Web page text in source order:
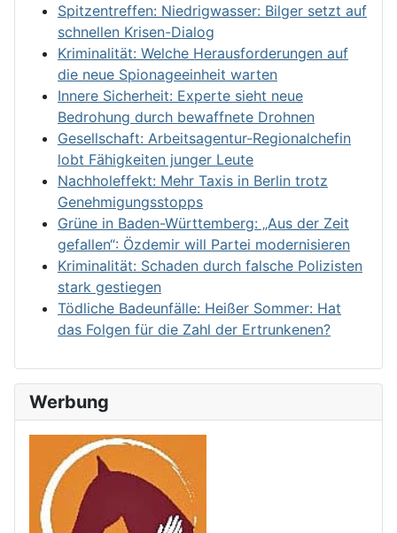
Spitzentreffen: Niedrigwasser: Bilger setzt auf
schnellen Krisen-Dialog
Kriminalität: Welche Herausforderungen auf
die neue Spionageeinheit warten
Innere Sicherheit: Experte sieht neue
Bedrohung durch bewaffnete Drohnen
Gesellschaft: Arbeitsagentur-Regionalchefin
lobt Fähigkeiten junger Leute
Nachholeffekt: Mehr Taxis in Berlin trotz
Genehmigungsstopps
Grüne in Baden-Württemberg: „Aus der Zeit
gefallen“: Özdemir will Partei modernisieren
Kriminalität: Schaden durch falsche Polizisten
stark gestiegen
Tödliche Badeunfälle: Heißer Sommer: Hat
das Folgen für die Zahl der Ertrunkenen?
Werbung